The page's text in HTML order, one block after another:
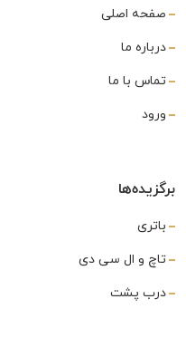
صفحه اصلی
درباره ما
تماس با ما
ورود
برگزیده‌ها
باتری
تاچ و ال سی دی
درب پشت